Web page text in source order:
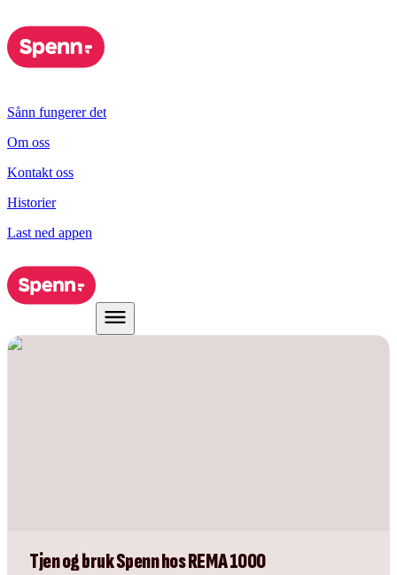
Sånn fungerer det
Om oss
Kontakt oss
Historier
Last ned appen
Tjen og bruk Spenn hos REMA 1000